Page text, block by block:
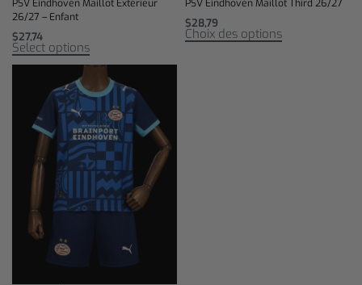
PSV Eindhoven Maillot Extérieur
26/27 – Enfant
$27,74
Select options
PSV Eindhoven Maillot Third 26/27
$28,79
Choix des options